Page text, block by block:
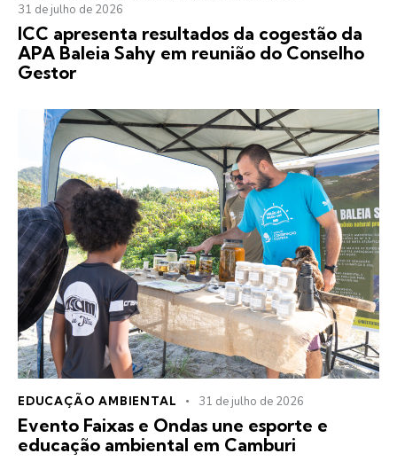
31 de julho de 2026
ICC apresenta resultados da cogestão da
APA Baleia Sahy em reunião do Conselho
Gestor
EDUCAÇÃO AMBIENTAL 31 de julho de 2026
Evento Faixas e Ondas une esporte e
educação ambiental em Camburi